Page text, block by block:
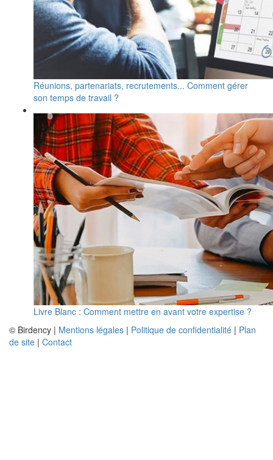
Réunions, partenariats, recrutements... Comment gérer
son temps de travail ?
Livre Blanc : Comment mettre en avant votre expertise ?
© Birdency | Mentions légales | Politique de confidentialité | Plan
de site | Contact